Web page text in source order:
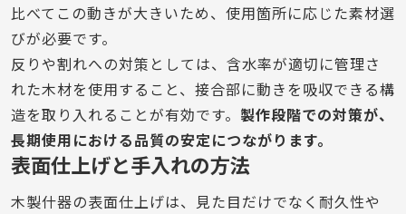
比べてこの動きが大きいため、使用箇所に応じた素材選
びが必要です。
反りや割れへの対策としては、含水率が適切に管理さ
れた木材を使用すること、接合部に動きを吸収できる構
造を取り入れることが有効です。 製作段階での対策が、
長期使用における品質の安定につながります。
表面仕上げと手入れの方法
木製什器の表面仕上げは、見た目だけでなく耐久性や